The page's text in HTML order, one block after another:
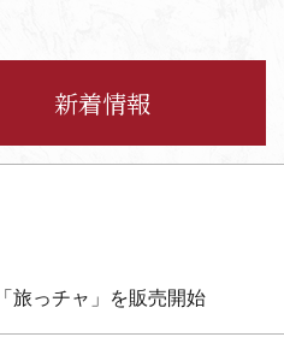
新着情報
旅っチャ」を販売開始